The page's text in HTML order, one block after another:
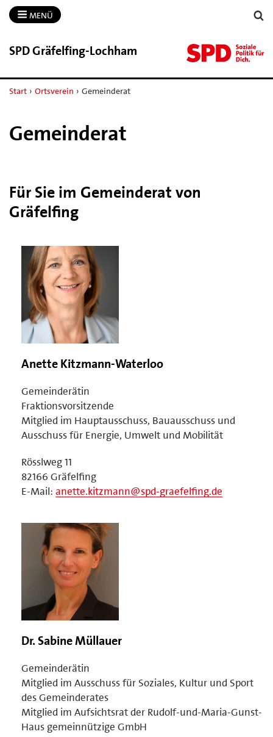
MENÜ
SPD Gräfelfing-​Lochham
Start › Ortsverein › Gemeinderat
Gemeinderat
Für Sie im Gemeinderat von
Gräfelfing
Anette Kitzmann-Waterloo
Gemeinderätin
Fraktionsvorsitzende
Mitglied im Hauptausschuss, Bauausschuss und
Ausschuss für Energie, Umwelt und Mobilität
Rösslweg 11
82166 Gräfelfing
E-Mail: anette.kitzmann@spd-graefelfing.de
Dr. Sabine Müllauer
Gemeinderätin
Mitglied im Ausschuss für Soziales, Kultur und Sport
des Gemeinderates
Mitglied im Aufsichtsrat der Rudolf-und-Maria-Gunst-
Haus gemeinnützige GmbH